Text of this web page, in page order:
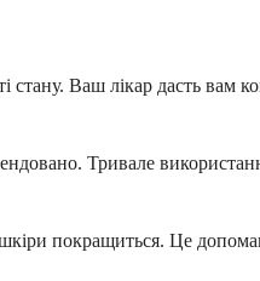
Ваш лікар дасть вам
Тривале
покращиться. Це